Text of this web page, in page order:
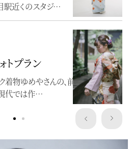
駅近くのスタジ…
トプラン
着物ゆめやさんの、前撮りロケーショ
現代では作…
当日と前撮り両方をお手伝いさせて
柄付の振袖に、…
披露宴でお召しになりたいとのご